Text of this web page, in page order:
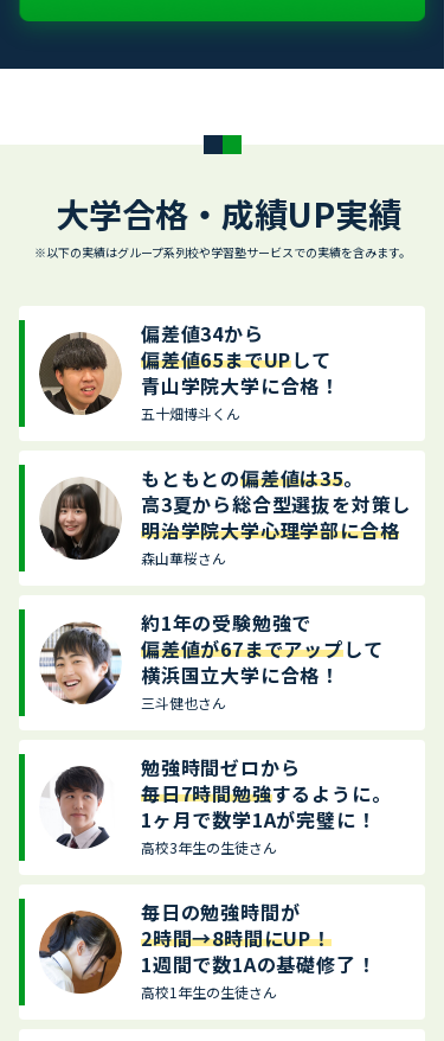
大学合格・成績UP実績
※以下の実績はグループ系列校や学習塾サービスでの実績を含みます。
偏差値34から
偏差値65までUPして
青山学院大学に合格！
五十畑博斗くん
もともとの偏差値は35。
高3夏から総合型選抜を対策し
明治学院大学心理学部に合格
森山華桜さん
約1年の受験勉強で
偏差値が67までアップして
横浜国立大学に合格！
三斗健也さん
勉強時間ゼロから
毎日7時間勉強するように。
1ヶ月で数学1Aが完璧に！
高校3年生の生徒さん
毎日の勉強時間が
2時間→8時間にUP！
1週間で数1Aの基礎修了！
高校1年生の生徒さん